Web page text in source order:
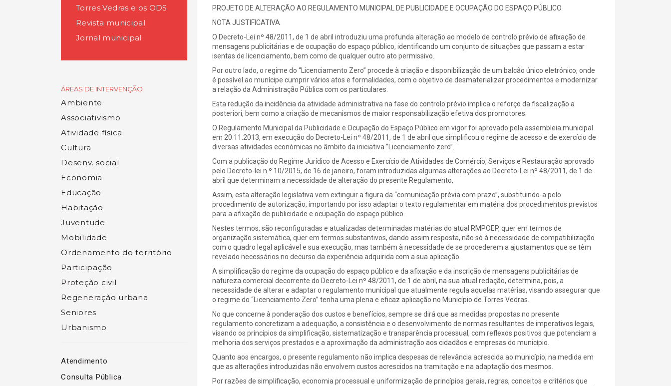
Torres Vedras e os ODS
Revista municipal
Jornal municipal
ÁREAS DE INTERVENÇÃO
Ambiente
Associativismo
Atividade física
Cultura
Desenv. social
Economia
Educação
Habitação
Juventude
Mobilidade
Ordenamento do território
Participação
Proteção civil
Regeneração urbana
Seniores
Urbanismo
Atendimento
Consulta Pública
PROJETO DE ALTERAÇÃO AO REGULAMENTO MUNICIPAL DE PUBLICIDADE E OCUPAÇÃO DO ESPAÇO PÚBLICO
NOTA JUSTIFICATIVA
O Decreto-Lei nº 48/2011, de 1 de abril introduziu uma profunda alteração ao modelo de controlo prévio de afixação de
mensagens publicitárias e de ocupação do espaço público, identificando um conjunto de situações que passam a estar
isentas de licenciamento, bem como de qualquer outro ato permissivo.
Por outro lado, o regime do “Licenciamento Zero” procede à criação e disponibilização de um balcão único eletrónico, onde
é possível ao munícipe cumprir vários atos e formalidades, com o objetivo de desmaterializar procedimentos e modernizar
a relação da Administração Pública com os particulares.
Esta redução da incidência da atividade administrativa na fase do controlo prévio implica o reforço da fiscalização a
posteriori, bem como a criação de mecanismos de maior responsabilização efetiva dos promotores.
O Regulamento Municipal da Publicidade e Ocupação do Espaço Público em vigor foi aprovado pela assembleia municipal
em 20.11.2013, em execução do Decreto-Lei nº 48/2011, de 1 de abril que simplificou o regime de acesso e de exercício de
diversas atividades económicas no âmbito da iniciativa “Licenciamento zero”.
Com a publicação do Regime Jurídico de Acesso e Exercício de Atividades de Comércio, Serviços e Restauração aprovado
pelo Decreto-lei n.º 10/2015, de 16 de janeiro, foram introduzidas algumas alterações ao Decreto-Lei nº 48/2011, de 1 de
abril que determinam a necessidade de alteração do presente Regulamento,
Assim, esta alteração legislativa vem extinguir a figura da “comunicação prévia com prazo”, substituindo-a pelo
procedimento de autorização, importando por isso adaptar o texto regulamentar em matéria dos procedimentos previstos
para a afixação de publicidade e ocupação do espaço público.
Nestes termos, são reconfiguradas e atualizadas determinadas matérias do atual RMPOEP, quer em termos de
organização sistemática, quer em termos substantivos, dando assim resposta, não só à necessidade de compatibilização
com o quadro legal aplicável e sua execução, mas também à necessidade de se procederem a ajustamentos que se têm
revelado necessários no decurso da experiência adquirida com a sua aplicação.
A simplificação do regime da ocupação do espaço público e da afixação e da inscrição de mensagens publicitárias de
natureza comercial decorrente do Decreto-Lei nº 48/2011, de 1 de abril, na sua atual redação, determina, pois, a
necessidade de alterar e adaptar o regulamento municipal que atualmente regula aquelas matérias, visando assegurar que
o regime do “Licenciamento Zero” tenha uma plena e eficaz aplicação no Município de Torres Vedras.
No que concerne à ponderação dos custos e benefícios, sempre se dirá que as medidas propostas no presente
regulamento concretizam a adequação, a consistência e o desenvolvimento de normas resultantes de imperativos legais,
visando os princípios da simplificação, sistematização e transparência processual, com reflexos positivos que potenciam a
melhoria dos serviços prestados e a aproximação da administração aos cidadãos e empresas do município.
Quanto aos encargos, o presente regulamento não implica despesas de relevância acrescida ao município, na medida em
que as alterações introduzidas não envolvem custos acrescidos na tramitação e na adaptação dos mesmos.
Por razões de simplificação, economia processual e uniformização de princípios gerais, regras, conceitos e critérios que